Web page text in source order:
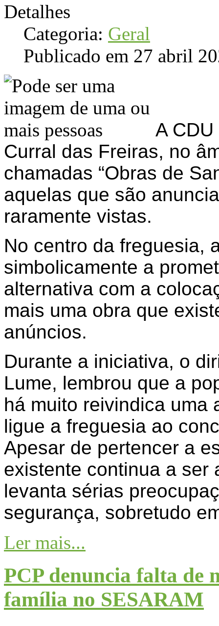
Detalhes
Categoria: Geral
Publicado em 27 abril
A
Curral das Freiras, no
chamadas “Obras de
aquelas que são
raramente vistas.
No centro da freguesia,
simbolicamente a
alternativa com a
mais uma obra que
anúncios.
Durante a iniciativa, o
Lume, lembrou que a
há muito reivindica uma
ligue a freguesia ao
Apesar de pertencer a
existente continua a ser
levanta sérias
segurança, sobretudo
Ler mais...
PCP denuncia falta de
família no SESARAM